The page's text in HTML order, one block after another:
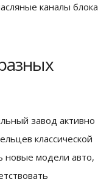
каналы блока
завод активно
классической
новые модели авто,